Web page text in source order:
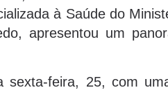
à Saúde do
apresentou um
sexta-feira, 25, com